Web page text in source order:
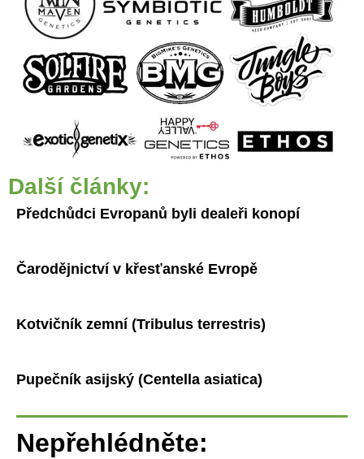
Další články:
Předchůdci Evropanů byli dealeři konopí
Čarodějnictví v křesťanské Evropě
Kotvičník zemní (Tribulus terrestris)
Pupečník asijský (Centella asiatica)
Nepřehlédněte: